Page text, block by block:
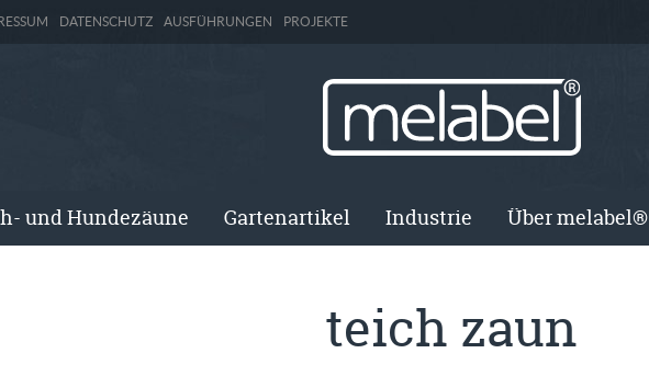
DATENSCHUTZ AUSFÜHRUNGEN PROJEKTE
und Hundezäune Gartenartikel Industrie Über melabel®
teich zaun